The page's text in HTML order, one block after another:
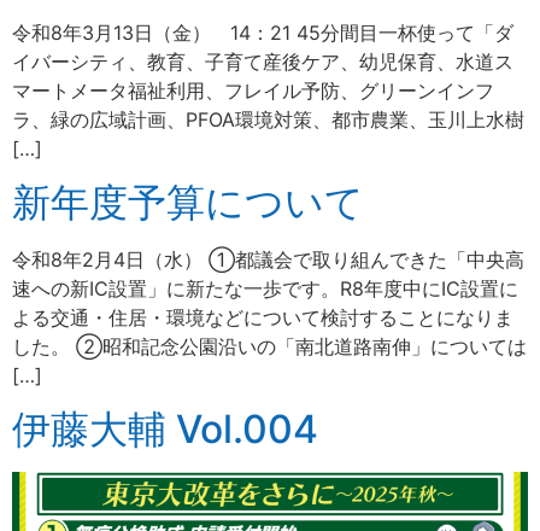
令和8年3月13日（金） 14：21 45分間目一杯使って「ダ
イバーシティ、教育、子育て産後ケア、幼児保育、水道ス
マートメータ福祉利用、フレイル予防、グリーンインフ
ラ、緑の広域計画、PFOA環境対策、都市農業、玉川上水樹
[…]
新年度予算について
令和8年2月4日（水） ①都議会で取り組んできた「中央高
速への新IC設置」に新たな一歩です。R8年度中にIC設置に
よる交通・住居・環境などについて検討することになりま
した。 ②昭和記念公園沿いの「南北道路南伸」については
[…]
伊藤大輔 Vol.004